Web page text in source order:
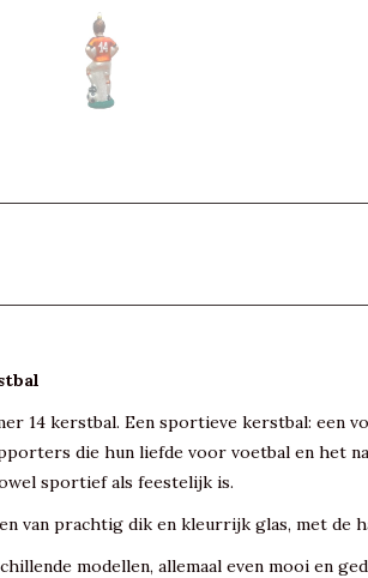
14 kerstbal. Een sportieve kerstbal: een
die hun liefde voor voetbal en het
sportief als feestelijk is.
van prachtig dik en kleurrijk glas, met de
modellen, allemaal even mooi en